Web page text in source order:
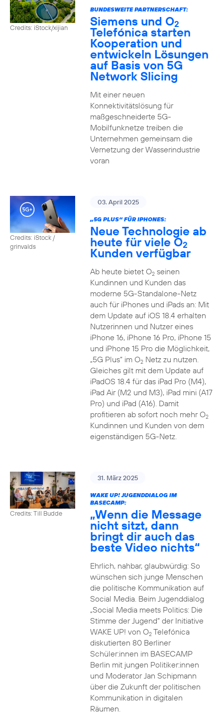
Credits: iStock/xijian
BUNDESWEITE PARTNERSCHAFT:
Siemens und O2
Telefónica starten
Kooperation und
entwickeln Lösungen
auf Basis von 5G
Network Slicing
Mit einer neuen
Konnektivitätslösung für
maßgeschneiderte 5G-
Mobilfunknetze treiben die
Unternehmen gemeinsam die
Vernetzung der Wasserindustrie
voran
Credits: iStock /
grinvalds
03. April 2025
„5G PLUS“ FÜR IPHONES:
Neue Technologie ab
heute für viele O2
Kunden verfügbar
Ab heute bietet O2seinen
Kundinnen und Kunden das
moderne 5G-Standalone-Netz
auch für iPhones und iPads an: Mit
dem Update auf iOS 18.4 erhalten
Nutzerinnen und Nutzer eines
iPhone 16, iPhone 16 Pro, iPhone 15
und iPhone 15 Pro die Möglichkeit,
„5G Plus“ im O2Netz zu nutzen.
Gleiches gilt mit dem Update auf
iPadOS 18.4 für das iPad Pro (M4),
iPad Air (M2 und M3), iPad mini (A17
Pro) und iPad (A16). Damit
profitieren ab sofort noch mehr O2
Kundinnen und Kunden von dem
eigenständigen 5G-Netz.
Credits: Till Budde
31. März 2025
WAKE UP! JUGENDDIALOG IM
BASECAMP:
„Wenn die Message
nicht sitzt, dann
bringt dir auch das
beste Video nichts“
Ehrlich, nahbar, glaubwürdig: So
wünschen sich junge Menschen
die politische Kommunikation auf
Social Media. Beim Jugenddialog
„Social Media meets Politics: Die
Stimme der Jugend“ der Initiative
WAKE UP! von O2Telefónica
diskutierten 80 Berliner
Schüler:innen im BASECAMP
Berlin mit jungen Politiker:innen
und Moderator Jan Schipmann
über die Zukunft der politischen
Kommunikation in digitalen
Räumen.